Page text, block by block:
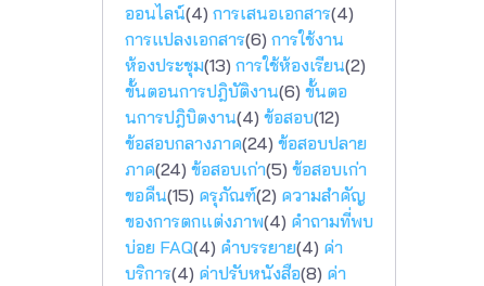
ออนไลน์(4) การเสนอเอกสาร(4)
การแปลงเอกสาร(6) การใช้งาน
ห้องประชุม(13) การใช้ห้องเรียน(2)
ขั้นตอนการปฎิบัติงาน(6) ขั้นตอ
นการปฎิบิตงาน(4) ข้อสอบ(12)
ข้อสอบกลางภาค(24) ข้อสอบปลาย
ภาค(24) ข้อสอบเก่า(5) ข้อสอบเก่า
ขอคืน(15) ครุภัณฑ์(2) ความสำคัญ
ของการตกแต่งภาพ(4) คำถามที่พบ
บ่อย FAQ(4) คำบรรยาย(4) ค่า
บริการ(4) ค่าปรับหนังสือ(8) ค่า